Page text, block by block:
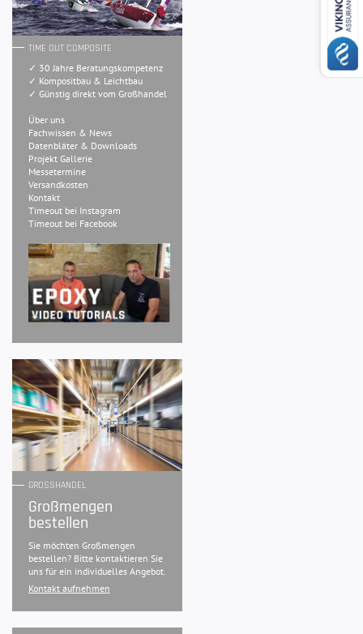
TIME OUT COMPOSITE
✓ 30 Jahre Beratungskompetenz
✓ Kompositbau & Leichtbau
✓ Günstig direkt vom Großhandel
Über uns
Fachwissen & News
Datenbläter & Downloads
Projekt Gallerie
Messetermine
Versandkosten
Kontakt
Timeout bei Instagram
Timeout bei Facebook
GROSSHANDEL
Großmengen
bestellen
Sie möchten Großmengen
bestellen? Bitte kontaktieren Sie
uns für ein individuelles Angebot.
Kontakt aufnehmen